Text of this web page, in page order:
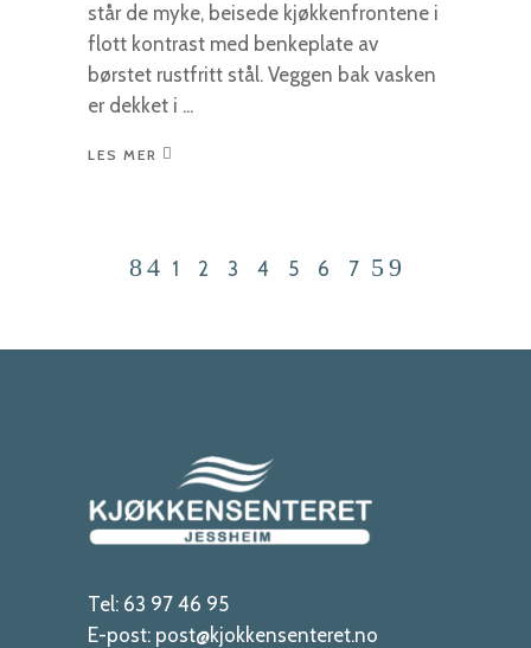
står de myke, beisede kjøkkenfrontene i
flott kontrast med benkeplate av
børstet rustfritt stål. Veggen bak vasken
er dekket i
LES MER
1 2 3 4 5 6 7
Tel: 63 97 46 95
E-post: post@kjokkensenteret.no